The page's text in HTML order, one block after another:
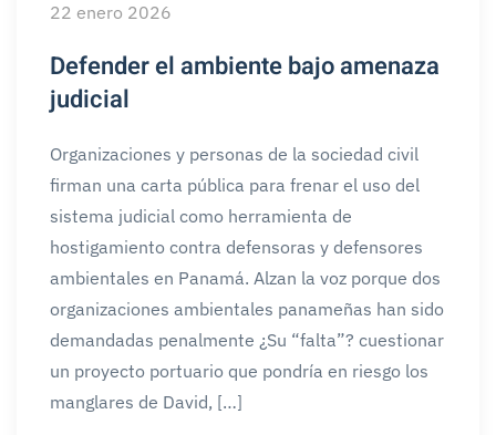
22 enero 2026
Defender el ambiente bajo amenaza
judicial
Organizaciones y personas de la sociedad civil
firman una carta pública para frenar el uso del
sistema judicial como herramienta de
hostigamiento contra defensoras y defensores
ambientales en Panamá. Alzan la voz porque dos
organizaciones ambientales panameñas han sido
demandadas penalmente ¿Su “falta”? cuestionar
un proyecto portuario que pondría en riesgo los
manglares de David, […]